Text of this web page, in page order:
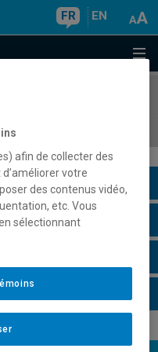
FR EN
afin de collecter des
votre
des contenus vidéo,
etc. Vous
sélectionnant